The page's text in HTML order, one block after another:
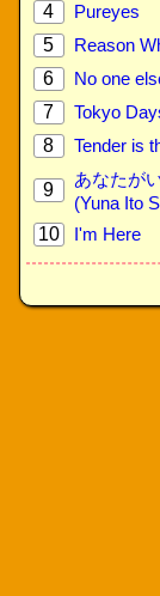
4
Pureyes
5
Reason
6
No one
7
Tokyo
8
Tender is
9
あなたが
(Yuna Ito
10
I'm Here